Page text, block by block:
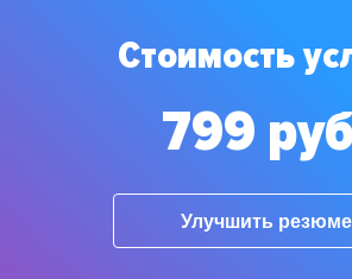
Стоимость
799
Улучшить резюме